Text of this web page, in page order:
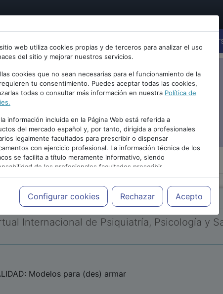
web utiliza cookies propias y de terceros para analizar el uso
del sitio y mejorar nuestros servicios.
cookies que no sean necesarias para el funcionamiento de la
tu consentimiento. Puedes aceptar todas las cookies,
todas o consultar más información en nuestra Política de
información incluida en la Página Web está referida a
del mercado español y, por tanto, dirigida a profesionales
legalmente facultados para prescribir o dispensar
con ejercicio profesional. La información técnica de los
se facilita a título meramente informativo, siendo
de los profesionales facultados prescribir
y decidir, en cada caso concreto, el tratamiento más
a las necesidades del paciente.
Configurar cookies Rechazar Acepto
PUBLICIDAD
Internacional de Psiquiatría, Psicología y
Modelos para (des) armar